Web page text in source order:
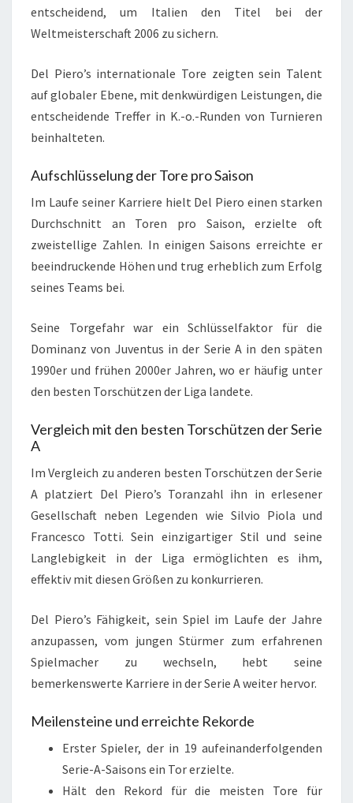
entscheidend, um Italien den Titel bei der
Weltmeisterschaft 2006 zu sichern.
Del Piero’s internationale Tore zeigten sein Talent
auf globaler Ebene, mit denkwürdigen Leistungen, die
entscheidende Treffer in K.-o.-Runden von Turnieren
beinhalteten.
Aufschlüsselung der Tore pro Saison
Im Laufe seiner Karriere hielt Del Piero einen starken
Durchschnitt an Toren pro Saison, erzielte oft
zweistellige Zahlen. In einigen Saisons erreichte er
beeindruckende Höhen und trug erheblich zum Erfolg
seines Teams bei.
Seine Torgefahr war ein Schlüsselfaktor für die
Dominanz von Juventus in der Serie A in den späten
1990er und frühen 2000er Jahren, wo er häufig unter
den besten Torschützen der Liga landete.
Vergleich mit den besten Torschützen der Serie
A
Im Vergleich zu anderen besten Torschützen der Serie
A platziert Del Piero’s Toranzahl ihn in erlesener
Gesellschaft neben Legenden wie Silvio Piola und
Francesco Totti. Sein einzigartiger Stil und seine
Langlebigkeit in der Liga ermöglichten es ihm,
effektiv mit diesen Größen zu konkurrieren.
Del Piero’s Fähigkeit, sein Spiel im Laufe der Jahre
anzupassen, vom jungen Stürmer zum erfahrenen
Spielmacher zu wechseln, hebt seine
bemerkenswerte Karriere in der Serie A weiter hervor.
Meilensteine und erreichte Rekorde
Erster Spieler, der in 19 aufeinanderfolgenden
Serie-A-Saisons ein Tor erzielte.
Hält den Rekord für die meisten Tore für